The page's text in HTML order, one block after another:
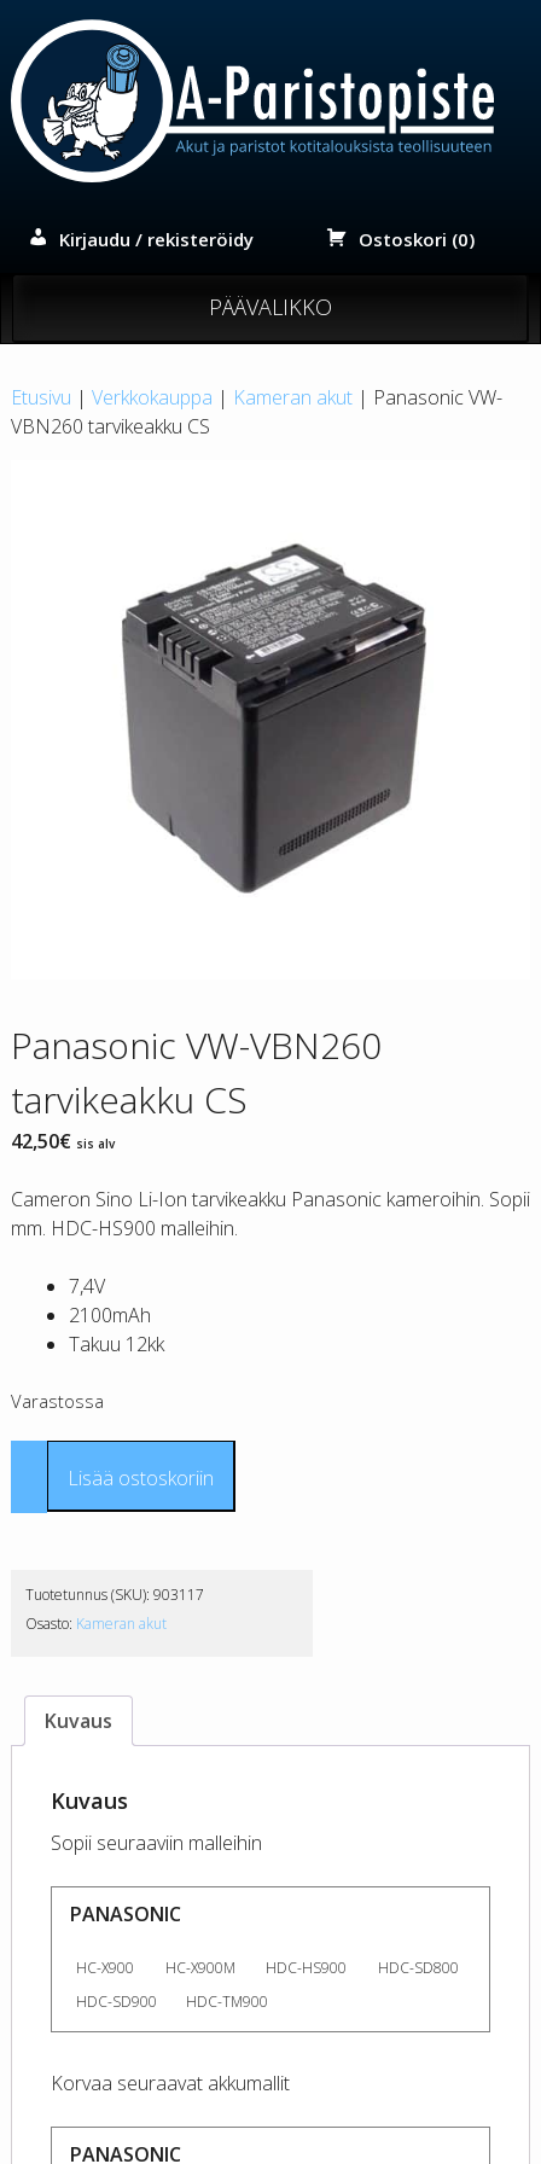
sisältöön
Kirjaudu / rekisteröidy Ostoskori (0)
PÄÄVALIKKO
Etusivu | Verkkokauppa | Kameran akut| Panasonic VW-
VBN260 tarvikeakku CS
Panasonic VW-VBN260
tarvikeakku CS
42,50€ sis alv
Cameron Sino Li-Ion tarvikeakku Panasonic kameroihin. Sopii
mm. HDC-HS900 malleihin.
7,4V
2100mAh
Takuu 12kk
Varastossa
Panasonic
CS
määrä
Lisää ostoskoriin
Tuotetunnus (SKU): 903117
Osasto: Kameran akut
Kuvaus
Kuvaus
Sopii seuraaviin malleihin
PANASONIC
HC-X900 HC-X900M HDC-HS900
HDC-SD800
HDC-SD900
HDC-TM900
Korvaa seuraavat akkumallit
PANASONIC